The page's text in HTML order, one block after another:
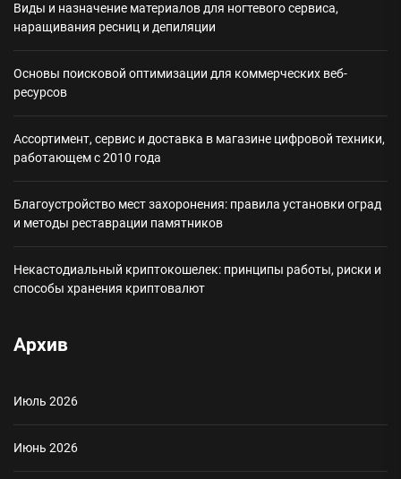
Виды и назначение материалов для ногтевого сервиса,
наращивания ресниц и депиляции
Основы поисковой оптимизации для коммерческих веб-
ресурсов
Ассортимент, сервис и доставка в магазине цифровой техники,
работающем с 2010 года
Благоустройство мест захоронения: правила установки оград
и методы реставрации памятников
Некастодиальный криптокошелек: принципы работы, риски и
способы хранения криптовалют
Архив
Июль 2026
Июнь 2026